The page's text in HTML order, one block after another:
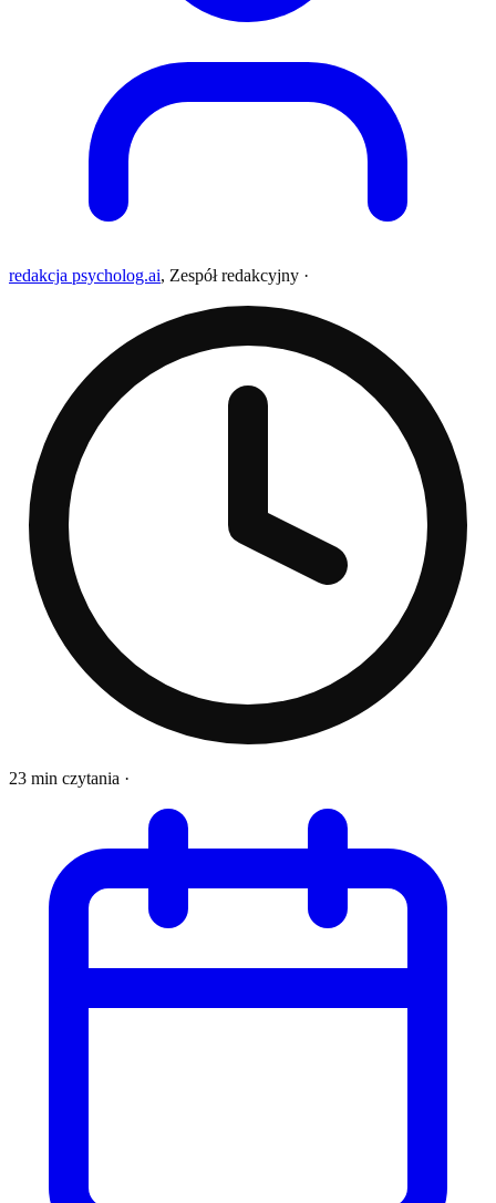
redakcja psycholog.ai, Zespół redakcyjny ·
23 min czytania ·